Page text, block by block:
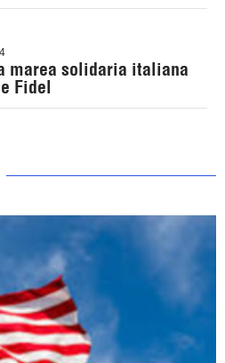
marea solidaria italiana
Fidel